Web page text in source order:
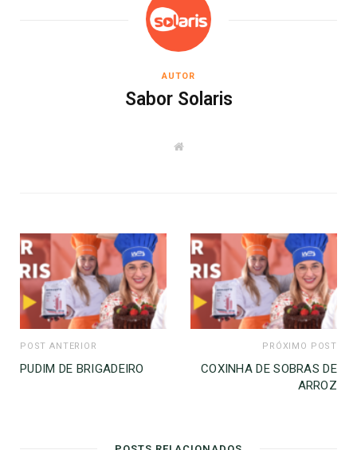
AUTOR
Sabor Solaris
W
POST ANTERIOR
PUDIM DE BRIGADEIRO
PRÓXIMO POST
COXINHA DE SOBRAS DE
ARROZ